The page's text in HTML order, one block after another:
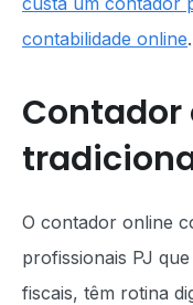
contabilidade online.
Contador
O contador online
profissionais PJ
fiscais, têm rotina